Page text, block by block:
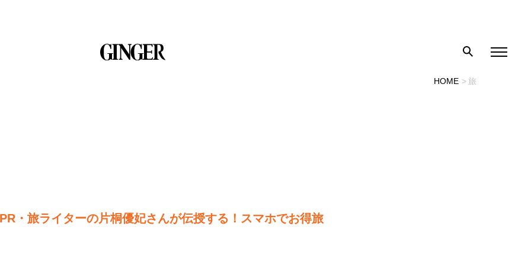
HOME 旅
PR・旅ライターの片桐優妃さんが伝授する！スマホでお得旅